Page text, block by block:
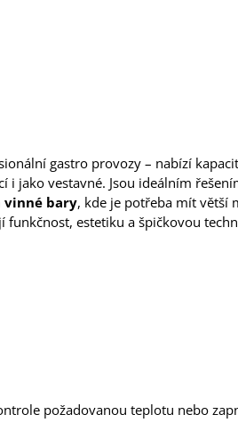
gastro provozy – nabízí
jako vestavné. Jsou ideálním
vinné bary, kde je potřeba mít větší
funkčnost, estetiku a špičkovou
požadovanou teplotu nebo